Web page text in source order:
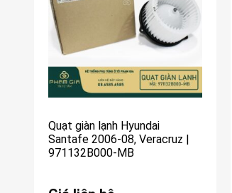
Quạt giàn lạnh Hyundai
Santafe 2006-08, Veracruz |
971132B000-MB